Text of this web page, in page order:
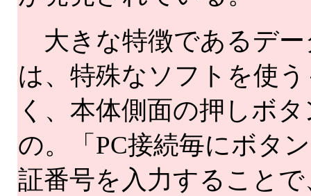
大きな特徴であるデー
は、特殊なソフトを使
く、本体側面の押しボ
の。「PC接続毎にボタ
証番号を入力すること